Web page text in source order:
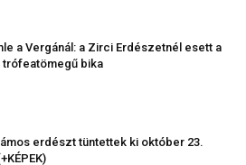
a Vergánál: a Zirci Erdészetnél esett a
trófeatömegű bika
erdészt tüntettek ki október 23.